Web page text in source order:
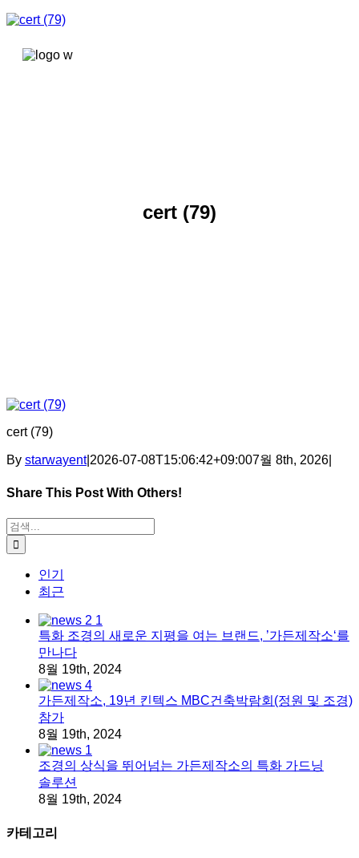
콘텐츠로
cert (79)
cert (79)
By starwayent| 2026-07-08T15:06:42+09:007월 8th, 2026
Share This Post With Others!
Facebook
X
Tumblr
Pinterest
이메일
검색:
인기
최근
특화 조경의 새로운 지평을 여는 브랜드, ’가든제작소‘를
만나다
8월 19th, 2024
가든제작소, 19년 킨텍스 MBC건축박람회(정원 및 조경)
참가
8월 19th, 2024
조경의 상식을 뛰어넘는 가든제작소의 특화 가드닝
솔루션
8월 19th, 2024
카테고리